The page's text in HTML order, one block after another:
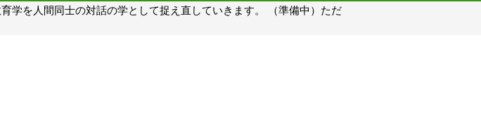
学を人間同士の対話の学として捉え直していきます。 （準備中）ただ